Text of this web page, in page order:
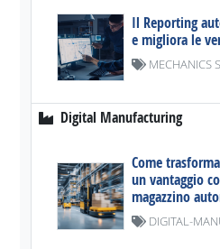
Il Reporting
e migliora le
MECHANICS
Digital Manufacturing
Come
un vantaggio
magazzino
DIGITAL-